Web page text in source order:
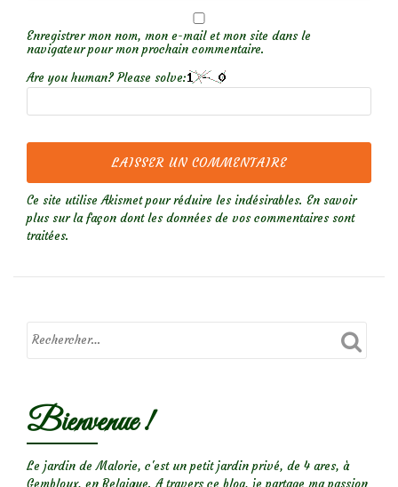
Enregistrer mon nom, mon e-mail et mon site dans le
navigateur pour mon prochain commentaire.
Are you human? Please solve:
Ce site utilise Akismet pour réduire les indésirables. En savoir
plus sur la façon dont les données de vos commentaires sont
traitées.
Bienvenue !
Le jardin de Malorie, c'est un petit jardin privé, de 4 ares, à
Gembloux, en Belgique. A travers ce blog, je partage ma passion